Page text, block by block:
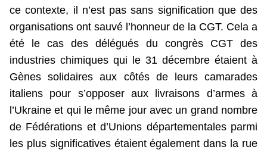
ce contexte, il n’est pas sans signification que des
organisations ont sauvé l’honneur de la CGT. Cela a
été le cas des délégués du congrès CGT des
industries chimiques qui le 31 décembre étaient à
Gènes solidaires aux côtés de leurs camarades
italiens pour s’opposer aux livraisons d’armes à
l’Ukraine et qui le même jour avec un grand nombre
de Fédérations et d’Unions départementales parmi
les plus significatives étaient également dans la rue